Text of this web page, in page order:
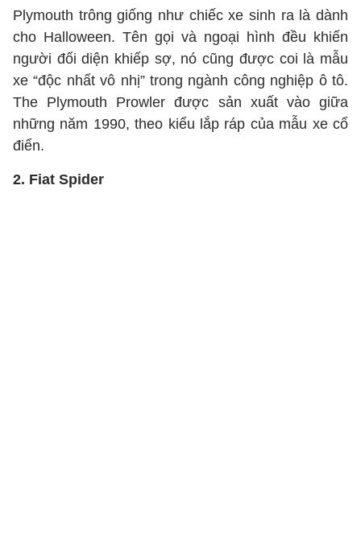
Plymouth trông giống như chiếc xe sinh ra là dành
cho Halloween. Tên gọi và ngoại hình đều khiến
người đối diện khiếp sợ, nó cũng được coi là mẫu
xe “độc nhất vô nhị” trong ngành công nghiệp ô tô.
The Plymouth Prowler được sản xuất vào giữa
những năm 1990, theo kiểu lắp ráp của mẫu xe cổ
điển.
2. Fiat Spider